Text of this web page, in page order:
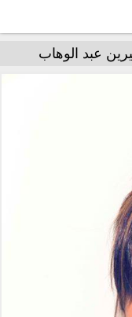
عبد الوهاب